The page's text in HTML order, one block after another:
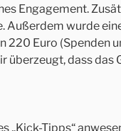
Engagement.
Außerdem wurde
220 Euro (Spenden
überzeugt, dass das
„Kick-Tipps“